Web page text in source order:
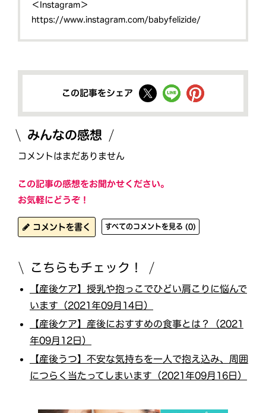
＜Instagram＞
https://www.instagram.com/babyfelizide/
この記事をシェア
みんなの感想
コメントはまだありません
この記事の感想をお聞かせください。
お気軽にどうぞ！
コメントを書く すべてのコメントを見る (0)
こちらもチェック！
【産後ケア】授乳や抱っこでひどい肩こりに悩んで
います（2021年09月14日）
【産後ケア】産後におすすめの食事とは？（2021
年09月12日）
【産後うつ】不安な気持ちを一人で抱え込み、周囲
につらく当たってしまいます（2021年09月16日）